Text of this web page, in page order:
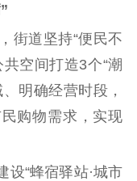
道坚持“便民不
空间打造3个“潮
明确经营时段，
购物需求，实现
“蜂宿驿站·城市